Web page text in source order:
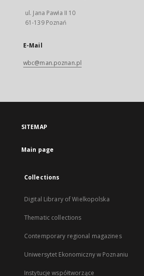
ul. Jana Pawła II 10
61-139 Poznań
E-Mail
wbc@man.poznan.pl
SITEMAP
Main page
Collections
Digital Library of Wielkopolska
Thematic collections
Contemporary regional magazines
Uniwersytet Ekonomiczny w Poznaniu
Instytucje współtworzące